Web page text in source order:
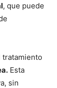
, que puede
tratamiento
Esta
sin